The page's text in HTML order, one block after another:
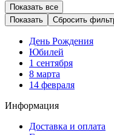
Показать все
Сбросить
День Рождения
Юбилей
1 сентября
8 марта
14 февраля
Информация
Доставка и оплата